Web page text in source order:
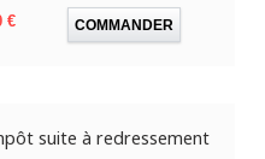
€ COMMANDER
suite à redressement